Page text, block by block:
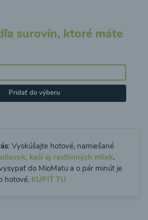
surovín, ktoré máte
Pridať do výberu
: Vyskúšajte hotové, namiešané
kaší aj rastlinných mliek.
do MioMatu a o pár minút je
hotové. KÚPIŤ TU